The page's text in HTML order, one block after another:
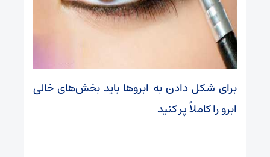
برای شکل دادن به ابروها باید بخش‌های خالی
ابرو را کاملاً پر کنید